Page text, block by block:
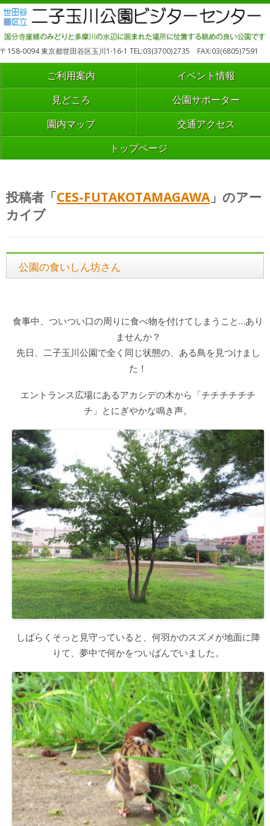
〒158-0094 東京都世田谷区玉川1-16-1 TEL:03(3700)2735 FAX:03(6805)7591
ご利用案内 イベント情報
見どころ 公園サポーター
園内マップ 交通アクセス
トップページ
投稿者「CES-FUTAKOTAMAGAWA 」のアー
カイブ
公園の食いしん坊さん
食事中、ついつい口の周りに食べ物を付けてしまうこと…あり
ませんか？
先日、二子玉川公園で全く同じ状態の、ある鳥を見つけまし
た！
エントランス広場にあるアカシデの木から「チチチチチチ
チ」とにぎやかな鳴き声。
しばらくそっと見守っていると、何羽かのスズメが地面に降
りて、夢中で何かをついばんでいました。